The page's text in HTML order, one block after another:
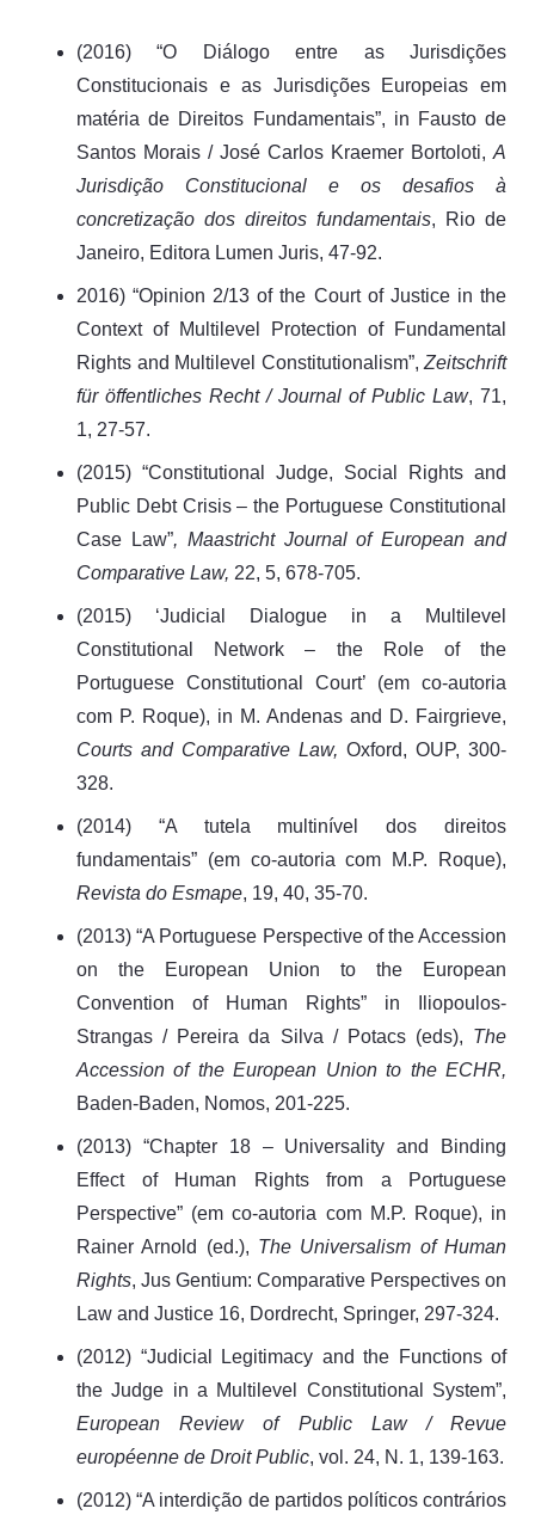
(2016) “O Diálogo entre as Jurisdições
Constitucionais e as Jurisdições Europeias em
matéria de Direitos Fundamentais”, in Fausto de
Santos Morais / José Carlos Kraemer Bortoloti, A
Jurisdição Constitucional e os desafios à
concretização dos direitos fundamentais, Rio de
Janeiro, Editora Lumen Juris, 47-92.
2016) “Opinion 2/13 of the Court of Justice in the
Context of Multilevel Protection of Fundamental
Rights and Multilevel Constitutionalism”, Zeitschrift
für öffentliches Recht / Journal of Public Law, 71,
1, 27-57.
(2015) “Constitutional Judge, Social Rights and
Public Debt Crisis – the Portuguese Constitutional
Case Law”, Maastricht Journal of European and
Comparative Law, 22, 5, 678-705.
(2015) ‘Judicial Dialogue in a Multilevel
Constitutional Network – the Role of the
Portuguese Constitutional Court’ (em co-autoria
com P. Roque), in M. Andenas and D. Fairgrieve,
Courts and Comparative Law, Oxford, OUP, 300-
328.
(2014) “A tutela multinível dos direitos
fundamentais” (em co-autoria com M.P. Roque),
Revista do Esmape, 19, 40, 35-70.
(2013) “A Portuguese Perspective of the Accession
on the European Union to the European
Convention of Human Rights” in Iliopoulos-
Strangas / Pereira da Silva / Potacs (eds), The
Accession of the European Union to the ECHR,
Baden-Baden, Nomos, 201-225.
(2013) “Chapter 18 – Universality and Binding
Effect of Human Rights from a Portuguese
Perspective” (em co-autoria com M.P. Roque), in
Rainer Arnold (ed.), The Universalism of Human
Rights, Jus Gentium: Comparative Perspectives on
Law and Justice 16, Dordrecht, Springer, 297-324.
(2012) “Judicial Legitimacy and the Functions of
the Judge in a Multilevel Constitutional System”,
European Review of Public Law / Revue
européenne de Droit Public, vol. 24, N. 1, 139-163.
(2012) “A interdição de partidos políticos contrários